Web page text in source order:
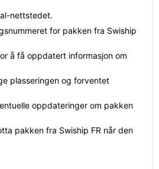
nettstedet.
for pakken fra Swiship
å få oppdatert informasjon om
plasseringen og forventet
oppdateringer om pakken
pakken fra Swiship FR når den